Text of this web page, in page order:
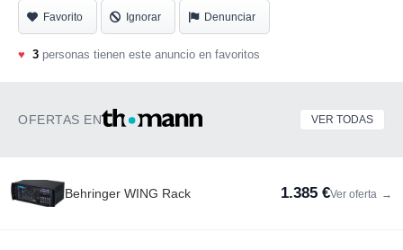
Favorito Ignorar Denunciar
♥ 3 personas tienen este anuncio en favoritos
OFERTAS EN VER TODAS
Behringer WING Rack 1.385 €Ver oferta →